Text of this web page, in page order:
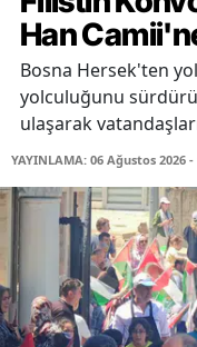
Han
Bosna Hersek'ten
yolculuğunu
ulaşarak
YAYINLAMA: 06 Ağustos 2026 -